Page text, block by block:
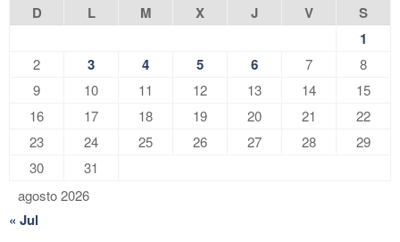
agosto 2026
D L M X J V
S
1
2 3 4 5 6 7
8
9
10 11 12 13 14
15
16
17 18 19 20 21
22
23
24 25 26 27 28
29
30
31
« Jul